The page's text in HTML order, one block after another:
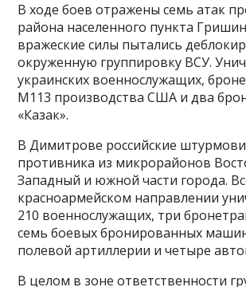
В ходе боев отражены семь атак
района населенного пункта
вражеские силы пытались
окруженную группировку ВСУ.
украинских военнослужащих,
М113 производства США и два
«Казак».
В Димитрове российские
противника из микрорайонов
Западный и южной части города.
красноармейском направлении
210 военнослужащих, три
семь боевых бронированных
полевой артиллерии и четыре
В целом в зоне ответственности